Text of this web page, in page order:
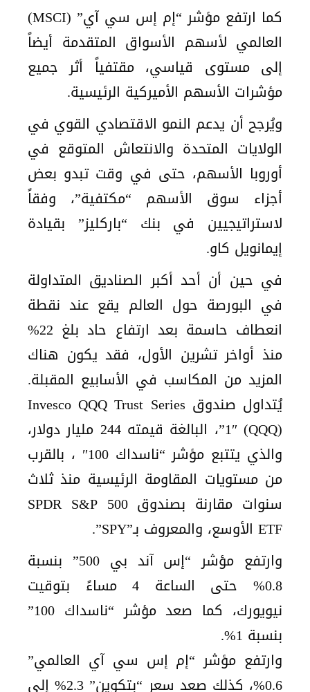
كما ارتفع مؤشر “إم إس سي آي” (MSCI)
العالمي لأسهم الأسواق المتقدمة أيضاً
إلى مستوى قياسي، مقتفياً أثر جميع
مؤشرات الأسهم الأميركية الرئيسية.
ويُرجح أن يدعم النمو الاقتصادي القوي في
الولايات المتحدة والانتعاش المتوقع في
أوروبا الأسهم، حتى في وقت تبدو بعض
أجزاء سوق الأسهم “مكتفية”، وفقاً
لاستراتيجيين في بنك “باركليز” بقيادة
إيمانويل كاو.
في حين أن أحد أكبر الصناديق المتداولة
في البورصة حول العالم يقع عند نقطة
انعطاف حاسمة بعد ارتفاع حاد بلغ 22%
منذ أواخر تشرين الأول، فقد يكون هناك
المزيد من المكاسب في الأسابيع المقبلة.
يُتداول صندوق Invesco QQQ Trust Series
1″ (QQQ)”، البالغة قيمته 244 مليار دولار،
والذي يتتبع مؤشر “ناسداك 100″ ، بالقرب
من مستويات المقاومة الرئيسية منذ ثلاث
سنوات مقارنة بصندوق SPDR S&P 500
ETF الأوسع، والمعروف بـ”SPY”.
وارتفع مؤشر “إس آند بي 500” بنسبة
0.8% حتى الساعة 4 مساءً بتوقيت
نيويورك، كما صعد مؤشر “ناسداك 100”
بنسبة 1%.
وارتفع مؤشر “إم إس سي آي العالمي”
0.6%، كذلك صعد سعر “بتكوين” 2.3% إلى